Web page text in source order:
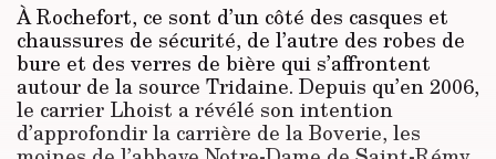
À Rochefort, ce sont d’un côté des casques et
chaussures de sécurité, de l’autre des robes de
bure et des verres de bière qui s’affrontent
autour de la source Tridaine. Depuis qu’en 2006,
le carrier Lhoist a révélé son intention
d’approfondir la carrière de la Boverie, les